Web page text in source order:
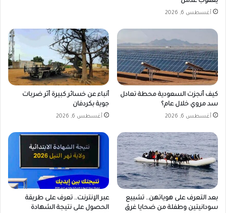
س
ح
؟
ي
ي
ل
س
و
د
ا
ن
أغسطس 6, 2026
كيف أنجزت السعودية محطة تعادل
سد مروي خلال عام؟
أغسطس 6, 2026
أنباء عن خسائر كبيرة أثر ضربات
جوية بكردفان
أغسطس 6, 2026
بعد التعرف على هوياتهن.. تشييع
سودانيتين وطفلة من ضحايا غرق
عبر الإنترنت.. تعرف على طريقة
الحصول على نتيجة الشهادة